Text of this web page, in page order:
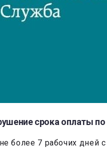
срока оплаты
более 7 рабочих